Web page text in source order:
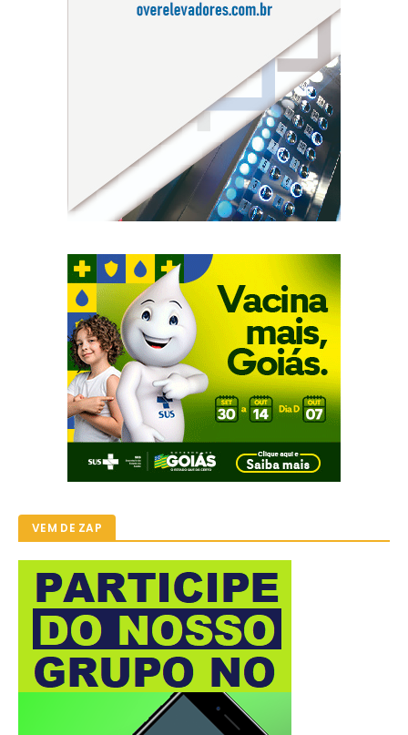
VEM DE ZAP